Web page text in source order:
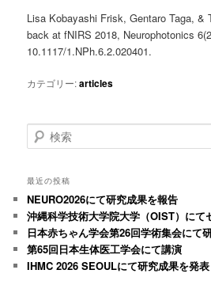
Lisa Kobayashi Frisk, Gentaro Taga, &
back at fNIRS 2018, Neurophotonics
10.1117/1.NPh.6.2.020401.
カテゴリー:articles
検
索
最近の投稿
NEURO2026にて研究成果を報告
沖縄科学技術大学院大学（OIST）にて
日本赤ちゃん学会第26回学術集会にて
第65回日本生体医工学会にて講演
IHMC 2026 SEOULにて研究成果を発表